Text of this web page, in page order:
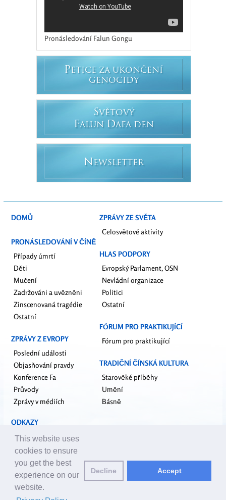
Pronásledování Falun Gongu
PETICE ZA UKONČENÍ
GENOCIDY
SVĚTOVÝ
FALUN DAFA DEN
N EWSLETTER
DOMŮ
PRONÁSLEDOVÁNÍ V ČÍNĚ
Případy úmrtí
Děti
Mučení
Zadržováni a uvězněni
Zinscenovaná tragédie
Ostatní
ZPRÁVY Z EVROPY
Poslední události
Objasňování pravdy
Konference Fa
Průvody
Zprávy v médiích
ZPRÁVY ZE SVĚTA
Celosvětové aktivity
HLAS PODPORY
Evropský Parlament, OSN
Nevládní organizace
Politici
Ostatní
FÓRUM PRO PRAKTIKUJÍCÍ
Fórum pro praktikující
TRADIČNÍ ČÍNSKÁ KULTURA
Starověké příběhy
Umění
Básně
ODKAZY
falundafa.org
faluninfo.net
minghui.org
upholdjustice.org
Email editorům:editor@cz.clearharmony.net
This website uses
cookies to ensure
you get the best
experience on our
website.
Decline Accept